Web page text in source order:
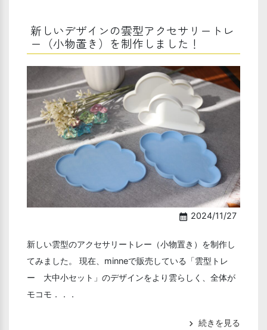
新しいデザインの雲型アクセサリートレ
ー（小物置き）を制作しました！
calendar_month 2024/11/27
新しい雲型のアクセサリートレー（小物置き）を制作し
てみました。 現在、minneで販売している「雲型トレ
ー 大中小セット」のデザインをより雲らしく、全体が
モコモ．．．
chevron_right 続きを見る